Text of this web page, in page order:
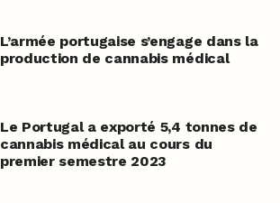
L’armée portugaise s’engage dans la
production de cannabis médical
Le Portugal a exporté 5,4 tonnes de
cannabis médical au cours du
premier semestre 2023